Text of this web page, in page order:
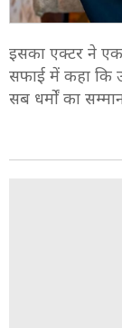
इसका एक्टर ने
सफाई में कहा कि
सब धर्मों का